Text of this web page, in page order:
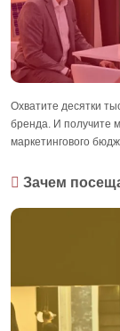
Охватите десятки
бренда. И получите
маркетингового
Зачем